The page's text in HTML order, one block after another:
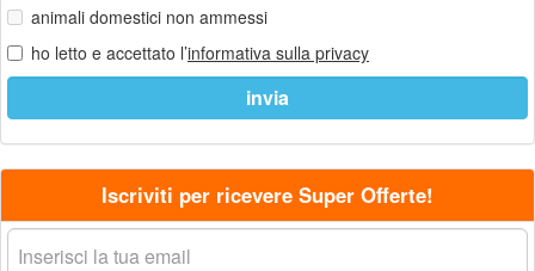
animali domestici non ammessi
ho letto e accettato l’informativa sulla privacy
Iscriviti per ricevere Super Offerte!
La
tua